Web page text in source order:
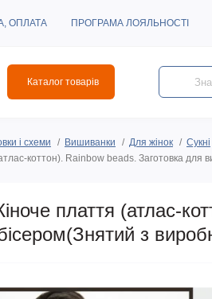
ОПЛАТА ПРОГРАМА ЛОЯЛЬНОСТІ
Каталог товарів
і схеми Вишиванки Для жінок
Сукні
коттон). Rainbow beads. Заготовка для
плаття (атлас-
з